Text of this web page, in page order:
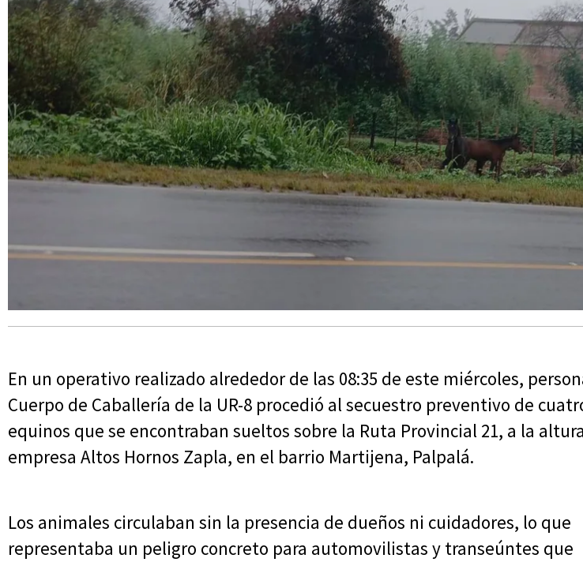
En un operativo realizado alrededor de las 08:35 de este miércoles,
Cuerpo de Caballería de la UR-8 procedió al secuestro preventivo de
equinos que se encontraban sueltos sobre la Ruta Provincial 21, a la
empresa Altos Hornos Zapla, en el barrio Martijena, Palpalá.
Los animales circulaban sin la presencia de dueños ni cuidadores, lo que
representaba un peligro concreto para automovilistas y transeúntes que